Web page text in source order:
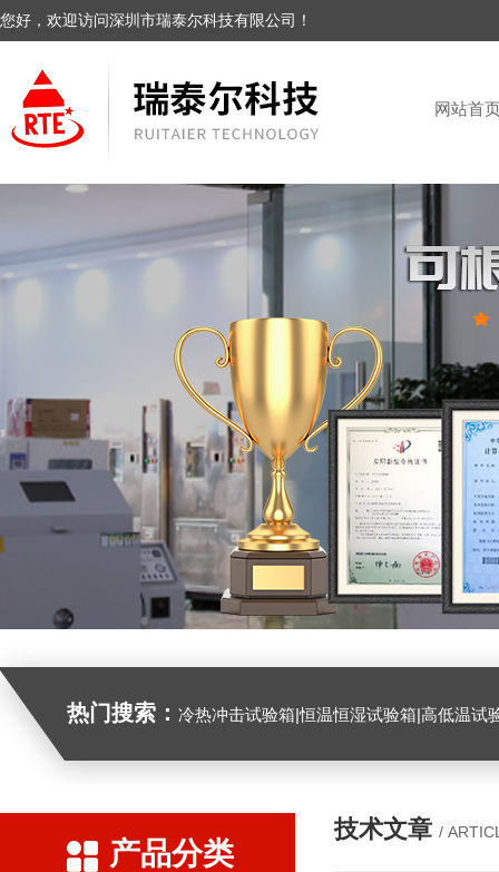
您好，欢迎访问深圳市瑞泰尔科技有限公司！
网站首
热门搜索： 冷热冲击试验箱|恒温恒湿试验箱|高低温试验箱|高低温交变试验箱|盐雾机|紫外线试验机|淋雨试验箱|臭氧试验箱|振动试
产品分类
技术文章 /